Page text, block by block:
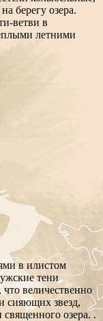
берегу озера.
ветви в
летними
в илистом
тени
величественно
сияющих звезд,
озера. .